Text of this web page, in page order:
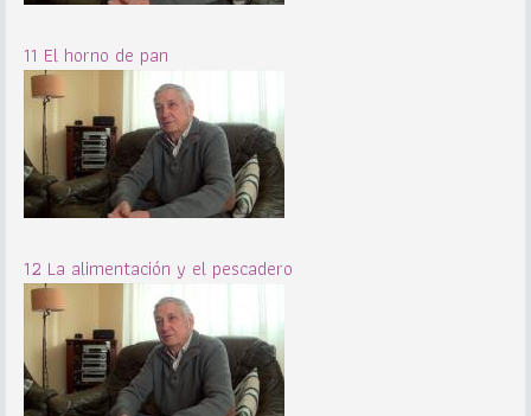
11 El horno de pan
12 La alimentación y el pescadero